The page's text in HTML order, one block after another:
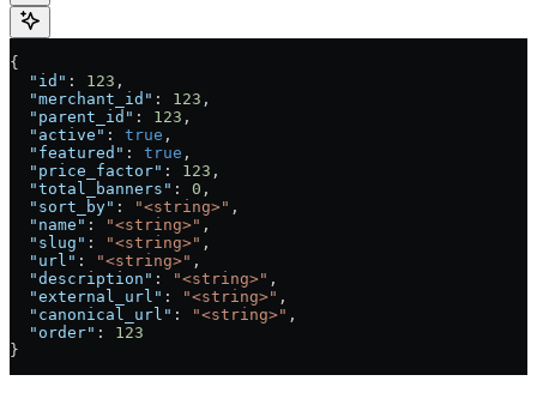
{
  "id"
: 123 ,
  "merchant_id"
: 123 ,
  "parent_id"
: 123 ,
  "active"
: true ,
  "featured"
: true ,
  "price_factor"
: 123 ,
  "total_banners"
: 0 ,
  "sort_by"
: "<string>" ,
  "name"
: "<string>" ,
  "slug"
: "<string>" ,
  "url"
: "<string>" ,
  "description"
: "<string>" ,
  "external_url"
: "<string>" ,
  "canonical_url"
: "<string>" ,
  "order"
: 123
}